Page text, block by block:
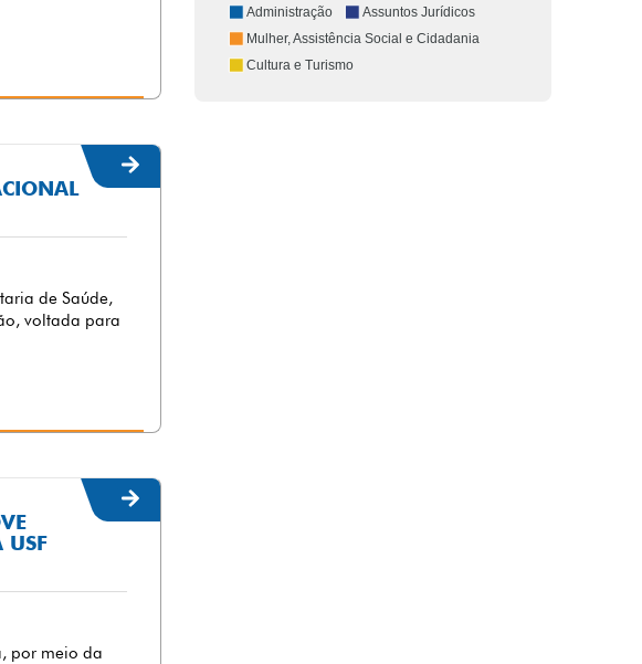
de Saúde,
voltada para
USF
por meio da
Administração
Assuntos Jurídicos
Mulher, Assistência Social e Cidadania
Cultura e Turismo